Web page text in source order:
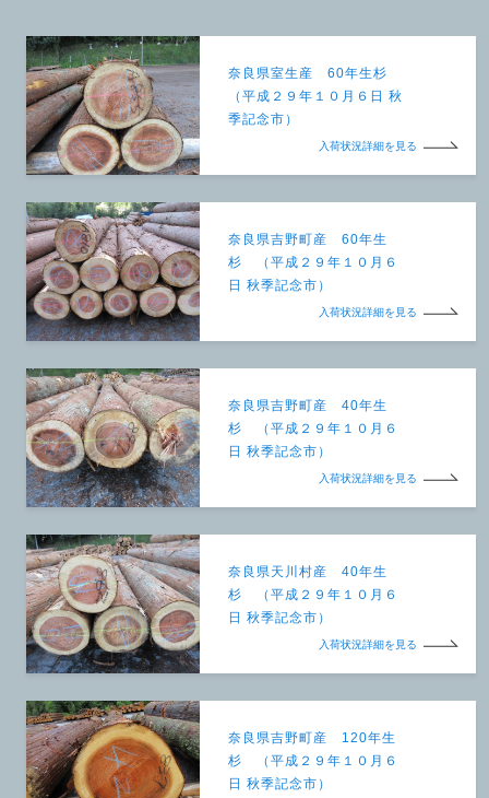
奈良県室生産 60年生杉
（平成２９年１０月６日 秋
季記念市）
入荷状況詳細を見る
奈良県吉野町産 60年生
杉 （平成２９年１０月６
日 秋季記念市）
入荷状況詳細を見る
奈良県吉野町産 40年生
杉 （平成２９年１０月６
日 秋季記念市）
入荷状況詳細を見る
奈良県天川村産 40年生
杉 （平成２９年１０月６
日 秋季記念市）
入荷状況詳細を見る
奈良県吉野町産 120年生
杉 （平成２９年１０月６
日 秋季記念市）